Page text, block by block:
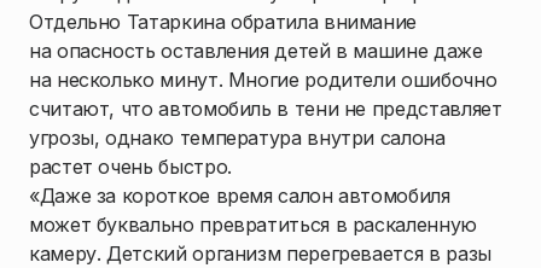
Отдельно Татаркина обратила внимание
на опасность оставления детей в машине даже
на несколько минут. Многие родители ошибочно
считают, что автомобиль в тени не представляет
угрозы, однако температура внутри салона
растет очень быстро.
«Даже за короткое время салон автомобиля
может буквально превратиться в раскаленную
камеру. Детский организм перегревается в разы